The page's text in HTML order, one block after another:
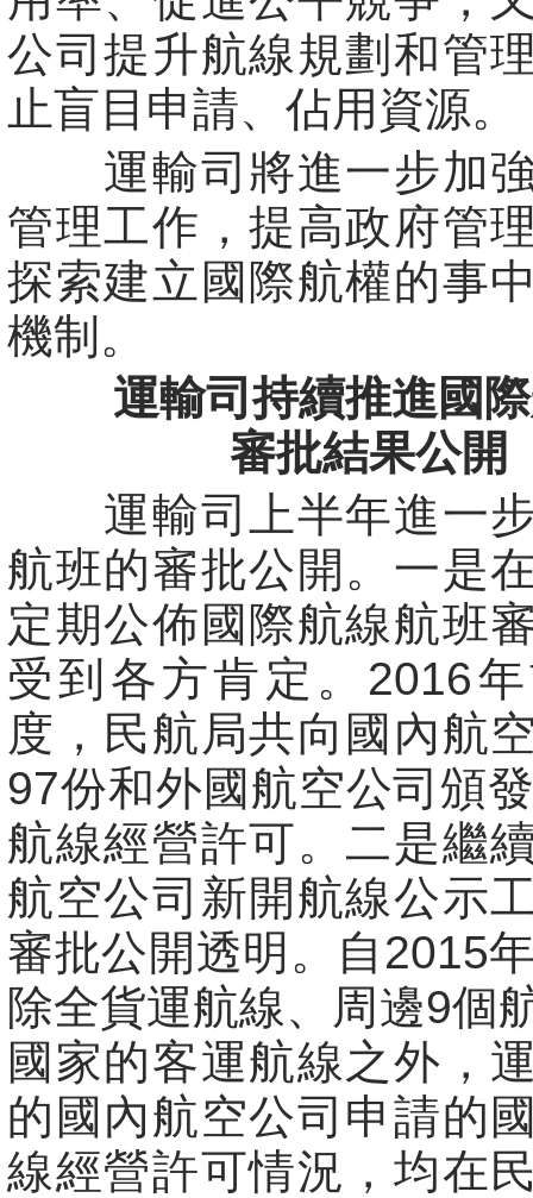
公司提升航線規劃和管
止盲目申請、佔用資源。
運輸司將進一步加強
管理工作，提高政府管
探索建立國際航權的事
機制。
運輸司持續推進國
審批結果公開
運輸司上半年進一步
航班的審批公開。一是
定期公佈國際航線航班
受到各方肯定。2016
度，民航局共向國內航
97份和外國航空公司頒
航線經營許可。二是繼
航空公司新開航線公示
審批公開透明。自2015
除全貨運航線、周邊9個
國家的客運航線之外，
的國內航空公司申請的
線經營許可情況，均在